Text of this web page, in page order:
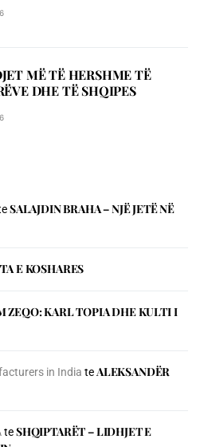
MË TË HERSHME TË
DHE TË SHQIPES
SALAJDIN BRAHA – NJЁ JETЁ NЁ
E KOSHARES
ZEQO: KARL TOPIA DHE KULTI I
in India teALEKSANDËR
teSHQIPTARËT – LIDHJET E